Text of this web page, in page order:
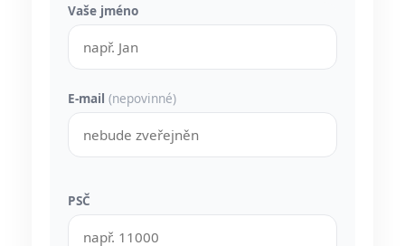
Vaše jméno
E-mail (nepovinné)
PSČ